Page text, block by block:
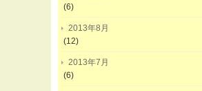
(6)
2013年8月
(12)
2013年7月
(6)